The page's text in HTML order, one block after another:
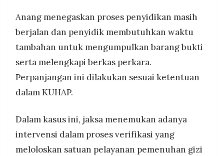
Anang menegaskan proses penyidikan masih
berjalan dan penyidik membutuhkan waktu
tambahan untuk mengumpulkan barang bukti
serta melengkapi berkas perkara.
Perpanjangan ini dilakukan sesuai ketentuan
dalam KUHAP.
Dalam kasus ini, jaksa menemukan adanya
intervensi dalam proses verifikasi yang
meloloskan satuan pelayanan pemenuhan gizi